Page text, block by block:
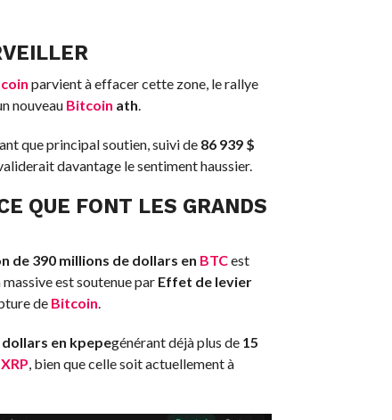
parvient à effacer cette zone, le rallye
nouveau Bitcoin ath.
que principal soutien, suivi de 86 939 $
davantage le sentiment haussier.
QUE FONT LES GRANDS
de 390 millions de dollars en BTCest
est soutenue par Effet de levier
de Bitcoin.
en kpepegénérant déjà plus de 15
XRP, bien que celle soit actuellement à